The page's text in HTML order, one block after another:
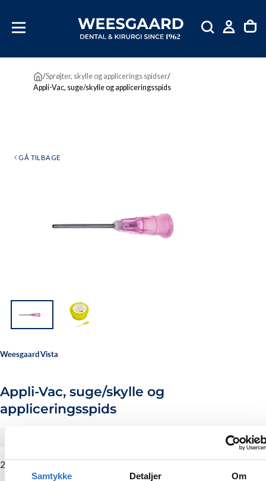
Samtykke Detaljer Om
INDHOLD
/Sprøjter, skylle og applicerings spidser/
Appli-Vac, suge/skylle og appliceringsspids
GÅ TILBAGE
Weesgaard Vista
Appli-Vac, suge/skylle og
appliceringsspids
298,00
Normalpris
298,00 kr.